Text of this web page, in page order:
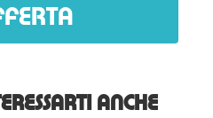
ANCHE